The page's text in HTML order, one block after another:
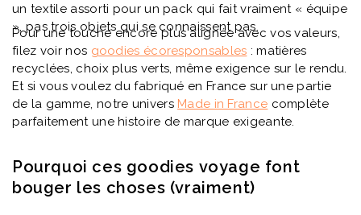
un textile assorti pour un pack qui fait vraiment « équipe
», pas trois objets qui se connaissent pas.
Pour une touche encore plus alignée avec vos valeurs,
filez voir nos goodies écoresponsables : matières
recyclées, choix plus verts, même exigence sur le rendu.
Et si vous voulez du fabriqué en France sur une partie
de la gamme, notre univers Made in France complète
parfaitement une histoire de marque exigeante.
Pourquoi ces goodies voyage font
bouger les choses (vraiment)